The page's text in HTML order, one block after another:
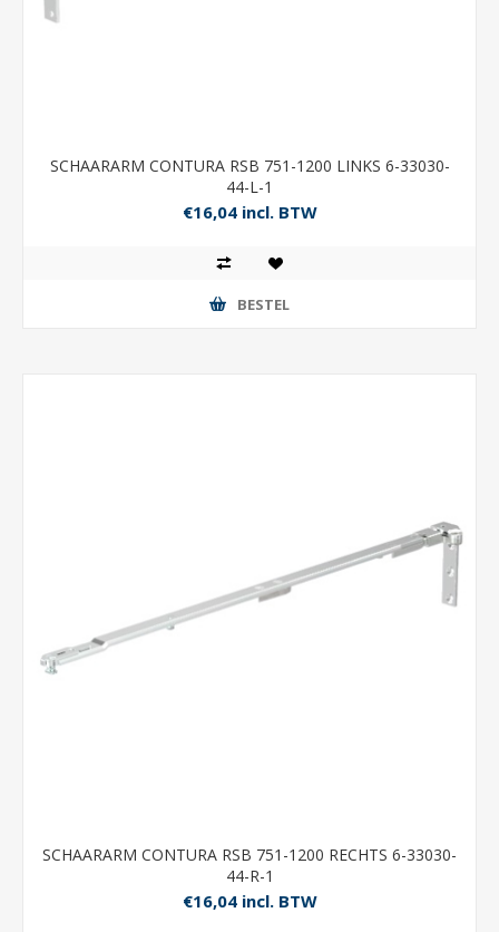
SCHAARARM CONTURA RSB 751-1200 LINKS 6-33030-
44-L-1
€16,04 incl. BTW
BESTEL
SCHAARARM CONTURA RSB 751-1200 RECHTS 6-33030-
44-R-1
€16,04 incl. BTW